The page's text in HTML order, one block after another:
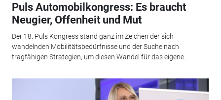
Puls Automobilkongress: Es braucht
Neugier, Offenheit und Mut
Der 18. Puls Kongress stand ganz im Zeichen der sich
wandelnden Mobilitätsbedürfnisse und der Suche nach
tragfähigen Strategien, um diesen Wandel für das eigene...